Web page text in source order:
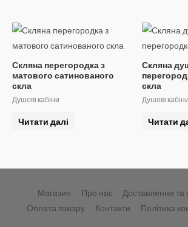
Скляна перегородка з
матового сатинованого
скла
Душові кабіни
Читати далі
Скляна
скла
Душові кабіни
Читати
Магазин Про нас
Доставлення та
Оплата товару
Контакти Політика